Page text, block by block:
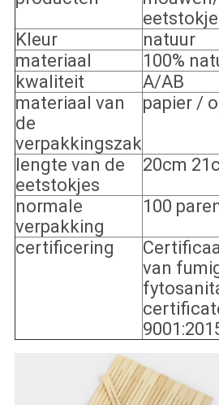
Kleur
natuur
materiaal
100%
kwaliteit
A/AB
materiaal van
de
verpakkingszak
papier /
lengte van de
eetstokjes
20cm
normale
verpakking
100
certificering
van